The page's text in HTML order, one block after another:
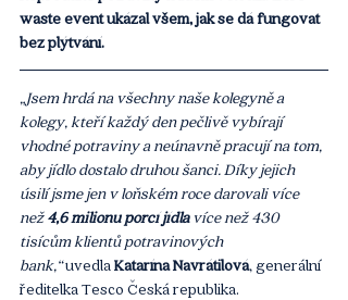
waste event ukázal všem, jak se dá fungovat
bez plýtvání.
„Jsem hrdá na všechny naše kolegyně a
kolegy, kteří každý den pečlivě vybírají
vhodné potraviny a neúnavně pracují na tom,
aby jídlo dostalo druhou šanci. Díky jejich
úsilí jsme jen v loňském roce darovali více
než 4,6 milionu porcí jídla více než 430
tisícům klientů potravinových
bank,“ uvedla Katarína Navrátilová, generální
ředitelka Tesco Česká republika.